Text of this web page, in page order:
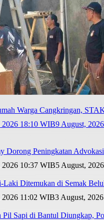
Warga Cangkringan,
2026 18:10 WIB9 August,
Dorong Peningkatan
2026 10:37 WIB5 August,
Ditemukan di Semak
2026 11:02 WIB3 August,
Pil Sapi di Bantul Diungkap,